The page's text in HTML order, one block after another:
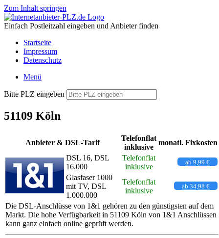
Zum Inhalt springen
Einfach Postleitzahl eingeben und Anbieter finden
Startseite
Impressum
Datenschutz
Menü
Bitte PLZ eingeben
51109 Köln
Anbieter & DSL-Tarif
Telefonflat
inklusive
monatl. Fixkosten
DSL 16, DSL
16.000
Telefonflat
inklusive
ab 9,99 €
Glasfaser 1000
mit TV, DSL
1.000.000
Telefonflat
inklusive
ab 34,98 €
Die DSL-Anschlüsse von 1&1 gehören zu den günstigsten auf dem
Markt. Die hohe Verfügbarkeit in 51109 Köln von 1&1 Anschlüssen
kann ganz einfach online geprüft werden.